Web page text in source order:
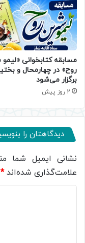
مسابقه کتابخوانی
روح» در چهارمحال و
برگزار می‌شود
2 روز پیش
دیدگاهتان را
نشانی ایمیل شما
علامت‌گذاری شده‌اند*